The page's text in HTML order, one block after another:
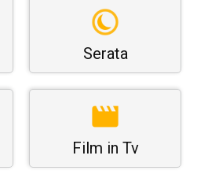
Serata
Film in Tv